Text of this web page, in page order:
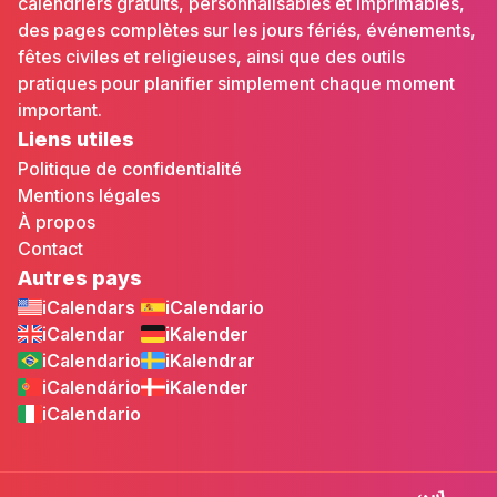
des pages complètes sur les jours fériés, événements,
fêtes civiles et religieuses, ainsi que des outils
pratiques pour planifier simplement chaque moment
important.
Liens utiles
Politique de confidentialité
Mentions légales
À propos
Contact
Autres pays
iCalendars
iCalendar
iCalendario
iCalendário
iCalendario
iCalendario
iKalender
iKalendrar
iKalender